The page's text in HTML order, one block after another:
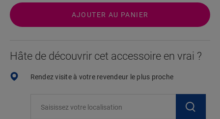
AJOUTER AU PANIER
Hâte de découvrir cet accessoire en vrai ?
Rendez visite à votre revendeur le plus proche